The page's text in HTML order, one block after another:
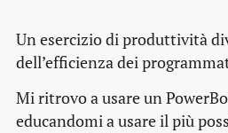
Un esercizio di produttività
dell’efficienza dei
Mi ritrovo a usare un
educandomi a usare il più